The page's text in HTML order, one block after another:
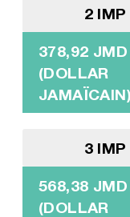
2
378,92 JMD
(DOLLAR
JAMAÏCAIN)
3
568,38 JMD
(DOLLAR